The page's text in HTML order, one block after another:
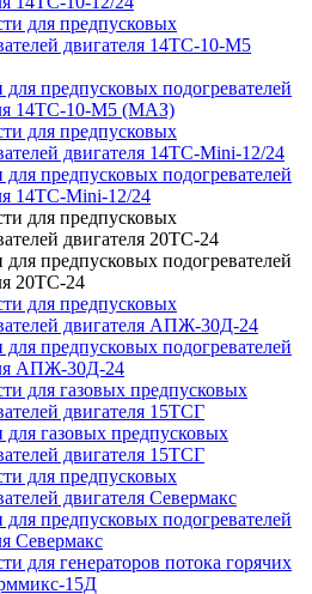
для предпусковых подогревателей
14ТС-10-М5 (МАЗ)
для предпусковых подогревателей
14ТС-Mini-12/24
для предпусковых подогревателей
20ТС-24
для предпусковых подогревателей
АПЖ-30Д-24
для газовых предпусковых
двигателя 15ТСГ
для предпусковых подогревателей
Севермакс